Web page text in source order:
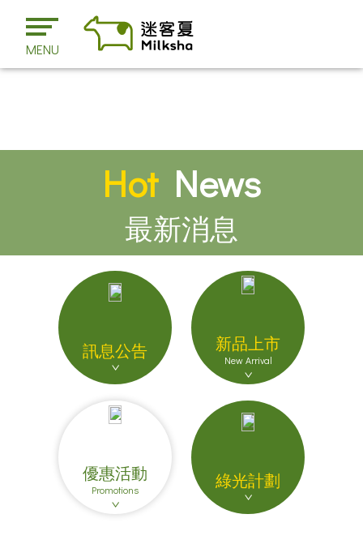
MENU
HotNews
最新消息
訊息公告 新品上市
New Arrival
優惠活動
Promotions 綠光計劃